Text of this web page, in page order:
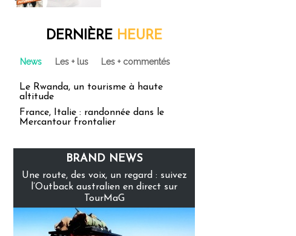
DERNIÈRE HEURE
News Les + lus Les + commentés
Le Rwanda, un tourisme à haute
altitude
France, Italie : randonnée dans le
Mercantour frontalier
BRAND NEWS
Une route, des voix, un regard : suivez
l’Outback australien en direct sur
TourMaG